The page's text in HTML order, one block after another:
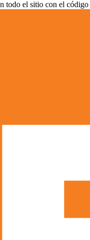
todo el sitio con el código